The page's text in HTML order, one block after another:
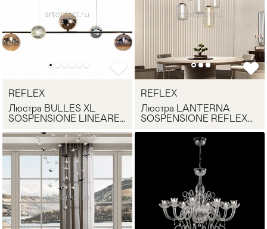
REFLEX
Люстра BULLES XL
SOSPENSIONE LINEARE
REFLEX
Люстра LANTERNA
SOSPENSIONE REFLEX